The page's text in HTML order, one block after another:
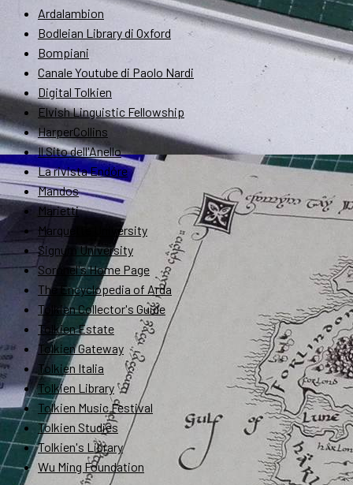
Ardalambion
Bodleian Library di Oxford
Bompiani
Canale Youtube di Paolo Nardi
Digital Tolkien
Elvish Linguistic Fellowship
HarperCollins
Il Sito dell'Anello
La rivista Endóre
Mandos
Marietti
Marquette University
Signum University
Soronel's Home Page
The Encyclopedia of Arda
Tolkien Collector's Guide
Tolkien Estate
Tolkien Gateway
Tolkien Italia
Tolkien Library
Tolkien Music Festival
Tolkien Studies
Tolkien's Library
Wu Ming Foundation